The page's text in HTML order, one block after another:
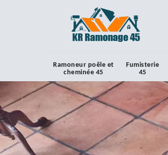
Ramoneur poêle et
cheminée 45
Fumisterie
45